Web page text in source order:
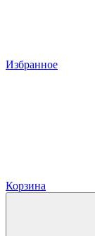
Избранное
Корзина